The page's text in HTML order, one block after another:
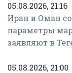
05.08.2026, 21:16
Иран и Оман
параметры
заявляют в
05.08.2026, 21:00